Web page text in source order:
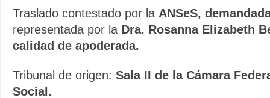
Traslado contestado por la ANSeS,
representada por la Dra. Rosanna Elizabeth
calidad de apoderada.
Tribunal de origen: Sala II de la Cámara
Social.